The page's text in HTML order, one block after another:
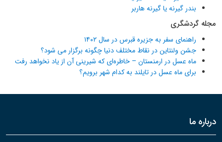
بندر گیرنه یا گیرنه هاربر
مجله گردشگری
راهنمای سفر به جزیره قبرس در سال ۱۴۰۲
جشن ولنتاین در نقاط مختلف دنیا چگونه برگزار می شود؟
ماه عسل در ارمنستان – خاطره‌ای که شیرینی آن از یاد نخواهد رفت
برای ماه عسل در تایلند به کدام شهر برویم؟
درباره ما